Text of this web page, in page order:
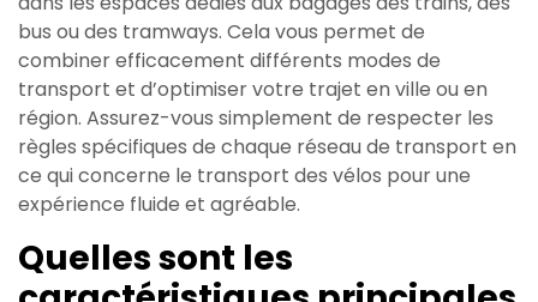
bus ou des tramways. Cela vous permet de
combiner efficacement différents modes de
transport et d’optimiser votre trajet en ville ou en
région. Assurez-vous simplement de respecter les
règles spécifiques de chaque réseau de transport en
ce qui concerne le transport des vélos pour une
expérience fluide et agréable.
Quelles sont les